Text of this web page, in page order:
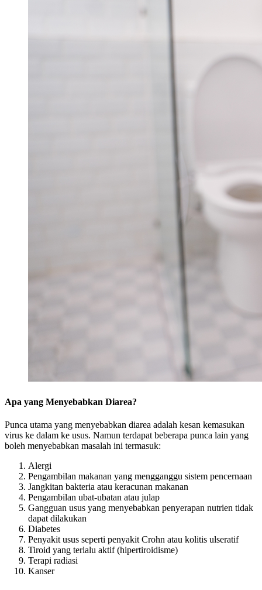
Apa yang Menyebabkan Diarea?
Punca utama yang menyebabkan diarea adalah kesan kemasukan
virus ke dalam ke usus. Namun terdapat beberapa punca lain yang
boleh menyebabkan masalah ini termasuk:
Alergi
Pengambilan makanan yang mengganggu sistem pencernaan
Jangkitan bakteria atau keracunan makanan
Pengambilan ubat-ubatan atau julap
Gangguan usus yang menyebabkan penyerapan nutrien tidak
dapat dilakukan
Diabetes
Penyakit usus seperti penyakit Crohn atau kolitis ulseratif
Tiroid yang terlalu aktif (hipertiroidisme)
Terapi radiasi
Kanser